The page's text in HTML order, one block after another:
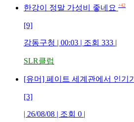
한강이 정말 가성비 좋네요 +42
[9]
강동구청 | 00:03 | 조회 333 |
SLR클럽
[유머] 페이트 세계관에서 인기
[3]
| 26/08/08 | 조회 0 |